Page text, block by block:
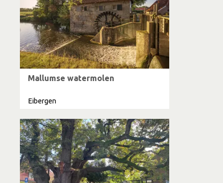
Mallumse watermolen
Eibergen